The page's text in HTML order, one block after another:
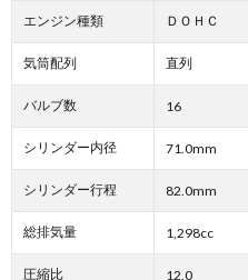
エンジン種類 ＤＯＨＣ
気筒配列 直列
バルブ数 16
シリンダー内径 71.0mm
シリンダー行程 82.0mm
総排気量 1,298cc
圧縮比 12.0